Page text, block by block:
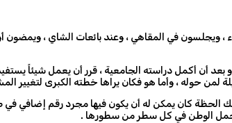
ويجلسون في المقاهي ، وعند بائعات الشاي ،
أن أكمل دراسته الجامعية ، قرر أن يعمل شيئاً
حوله ، وأما هو فكان يراها خطته الكبرى لتغيير
كان يمكن له أن يكون فيها مجرد رقم إضافي في
الوطن في كل سطر من سطورها .